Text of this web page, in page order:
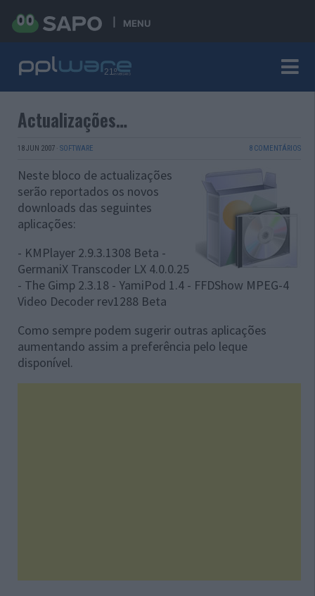
MENU
Actualizações…
18 JUN 2007 · SOFTWARE 8 COMENTÁRIOS
Neste bloco de actualizações
serão reportados os novos
downloads das seguintes
aplicações:
- KMPlayer 2.9.3.1308 Beta -
GermaniX Transcoder LX 4.0.0.25
- The Gimp 2.3.18 - YamiPod 1.4 - FFDShow MPEG-4
Video Decoder rev1288 Beta
Como sempre podem sugerir outras aplicações
aumentando assim a preferência pelo leque
disponível.